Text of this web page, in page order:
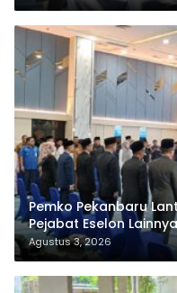
Pemko Pekanbaru
Pejabat Eselon Lainnya
Agustus 3, 2026